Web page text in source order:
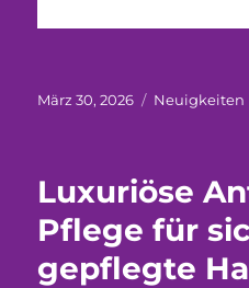
Veröffentlicht
März 30, 2026 Kategorien
Neuigkeiten
Luxuriöse
Pflege für
gepflegte